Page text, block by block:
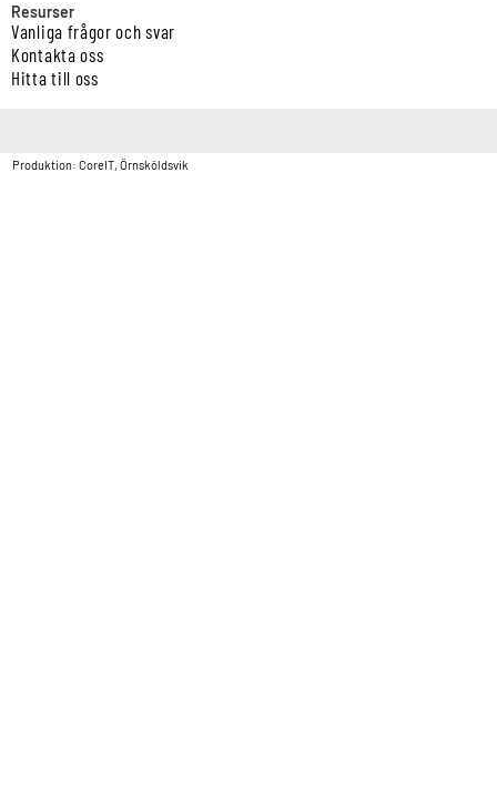
Resurser
Vanliga frågor och svar
Kontakta oss
Hitta till oss
Produktion: CoreIT, Örnsköldsvik